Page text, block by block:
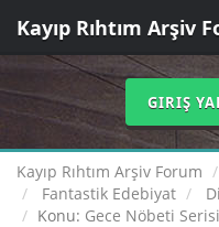
Kayıp Rıhtım Arşiv
GIRIŞ
Kayıp Rıhtım Arşiv Forum
Fantastik Edebiyat
Konu: Gece Nöbeti